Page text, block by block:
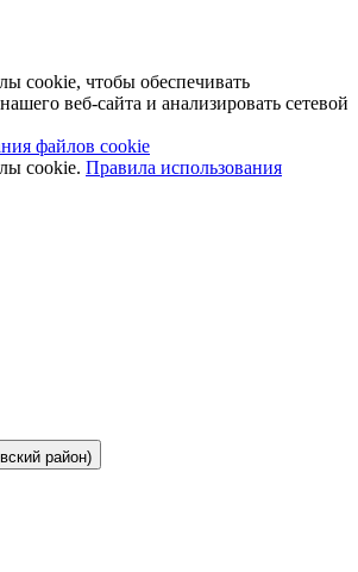
cookie, чтобы обеспечивать
веб-сайта и анализировать сетевой
файлов cookie
cookie. Правила использования
район)